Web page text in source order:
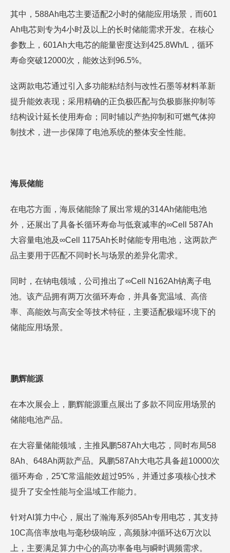
其中，588Ah电芯主要适配2小时的储能应用场景，而601
Ah电芯则专为4小时及以上的长时储能需求开发。在核心
参数上，601Ah大电芯的能量密度达到425.8Wh/L，循环
寿命突破12000次，能效达到96.5%。
这两款电芯通过引入多功能粘结剂与改性石墨等材料革新
提升能效表现；采用精确的正负极匹配与负极膨胀抑制等
结构设计延长使用寿命；同时辅以产热抑制和可燃气体抑
制技术，进一步保障了电池系统的整体安全性能。
海辰储能
在电芯方面，海辰储能除了展出常规的314Ah储能电池
外，还展出了具备长循环寿命与低衰减率的∞Cell 587Ah
大容量电池及∞Cell 1175Ah长时储能专用电池，这两款产
品主要用于匹配不同时长与场景的差异化需求。
同时，在钠电领域，公司推出了∞Cell N162Ah钠离子电
池。该产品拥有两万次循环寿命，并具备宽温域、高倍
率、高能效与高安全等技术特征，主要适配极端环境下的
储能应用场景。
鹏辉能源
在本次展会上，鹏辉能源重点展出了多款不同应用场景的
储能电池产品。
在大容量储能领域，主推风鹏587Ah大电芯，同时布局58
8Ah、648Ah两款产品。风鹏587Ah大电芯具备超10000次
循环寿命，25℃常温能效超过95%，并通过多项核心技术
提升了安全性能与全温域工作能力。
针对AI算力中心，展出了瀚海系列85Ah专用电芯，其支持
10C高倍率放电与毫秒级响应，高频脉冲循环达6万次以
上，主要满足算力中心的高功率备电与瞬时调频需求。